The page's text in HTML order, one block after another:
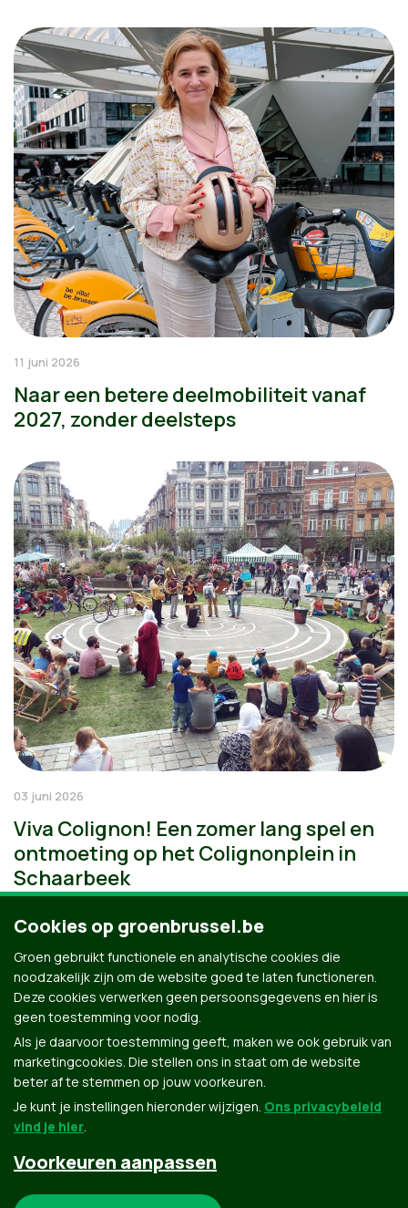
11 juni 2026
Naar een betere deelmobiliteit vanaf
2027, zonder deelsteps
03 juni 2026
Viva Colignon! Een zomer lang spel en
ontmoeting op het Colignonplein in
Schaarbeek
Groen.be
Cookies op groenbrussel.be
Groen gebruikt functionele en analytische cookies die
noodzakelijk zijn om de website goed te laten functioneren.
Deze cookies verwerken geen persoonsgegevens en hier is
geen toestemming voor nodig.
Als je daarvoor toestemming geeft, maken we ook gebruik van
marketingcookies. Die stellen ons in staat om de website
beter af te stemmen op jouw voorkeuren.
Je kunt je instellingen hieronder wijzigen. Ons privacybeleid
vind je hier.
Voorkeuren aanpassen